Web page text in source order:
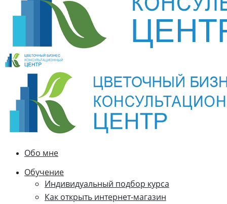
Обо мне
Обучение
Индивидуальный подбор курса
Как открыть интернет-магазин